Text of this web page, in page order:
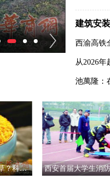
西安马
建筑安
西渝高铁
从2026
池萬隆：
小米（谷子）的祖先是狗尾巴草？科学家已经证实了